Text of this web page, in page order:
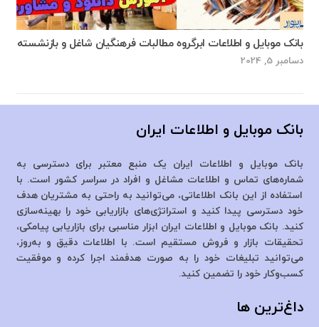
بانک موبایل و اطلاعات ابرگروه مطالبات فرهنگیان شاغل و بازنشسته
دسامبر 5, 2024
بانک موبایل و اطلاعات ایران
بانک موبایل و اطلاعات ایران یک منبع معتبر برای دسترسی به
شماره‌های تماس و اطلاعات مشاغل و افراد در سراسر کشور است. با
استفاده از این بانک اطلاعاتی، می‌توانید به راحتی به مشتریان هدف
خود دسترسی پیدا کنید و استراتژی‌های بازاریابی خود را بهینه‌سازی
کنید. بانک موبایل و اطلاعات ایران ابزار مناسبی برای بازاریابی پیامکی،
تحقیقات بازار و فروش مستقیم است. با اطلاعات دقیق و به‌روز،
می‌توانید تبلیغات خود را به صورت هدفمند اجرا کرده و موفقیت
کسب‌وکار خود را تضمین کنید.
داغ‌ترین ها